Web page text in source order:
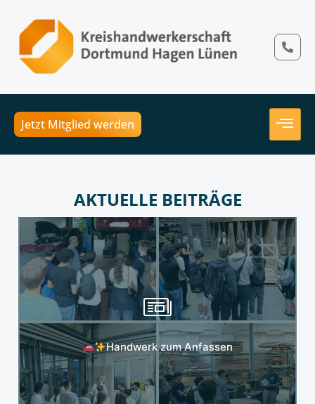
Jetzt Mitglied werden
AKTUELLE BEITRÄGE
Handwerk zum Anfassen
Mehr erfahren